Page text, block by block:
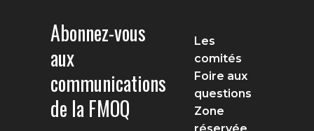
Abonnez-vous
aux
communications
de la FMOQ
Les
comités
Foire aux
questions
Zone